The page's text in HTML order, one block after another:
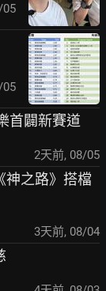
05
05
首闢新賽道
2天前, 08/05
神之路》搭檔
3天前, 08/04